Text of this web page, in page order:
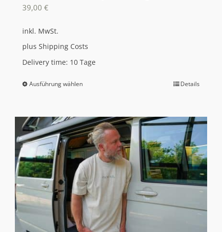
39,00 €
inkl. MwSt.
plus Shipping Costs
Delivery time: 10 Tage
Ausführung wählenDieses
mehrere
Varianten
auf.
Die
Optionen
können
auf
der
Details